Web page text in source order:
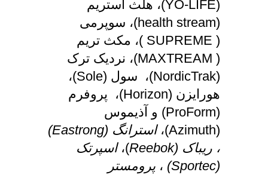
(YO-LIFE)، هلث استریم
(health stream)، سوپرمی
( SUPREME )، مکث تریم
( MAXTREAM)، نردیک ترک
(NordicTrak)، سول (Sole)،
هورایزن (Horizon)، پروفرم
(ProForm) و آذیموس
(Azimuth)،
استرانگ (Eastrong
)
، ریباک (Reebok)،اسپرتک
(
Sportec
) ، پرومستر